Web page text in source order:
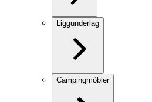
Liggunderlag
Campingmöbler